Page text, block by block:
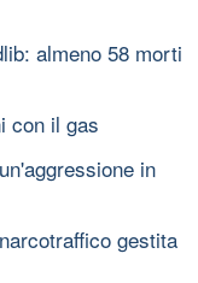
almeno 58 morti
con il gas
in
gestita